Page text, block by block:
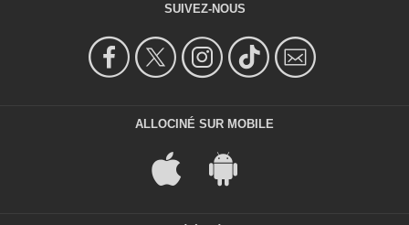
SUIVEZ-NOUS
ALLOCINÉ SUR MOBILE